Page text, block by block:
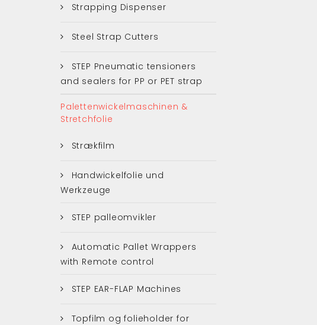
Strapping Dispenser
Steel Strap Cutters
STEP Pneumatic tensioners
and sealers for PP or PET strap
Palettenwickelmaschinen &
Stretchfolie
Strækfilm
Handwickelfolie und
Werkzeuge
STEP palleomvikler
Automatic Pallet Wrappers
with Remote control
STEP EAR-FLAP Machines
Topfilm og folieholder for